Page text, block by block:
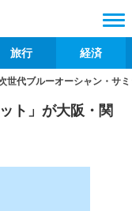
旅行 経済
次世代ブルーオーシャン・サ
ト」が大阪・関